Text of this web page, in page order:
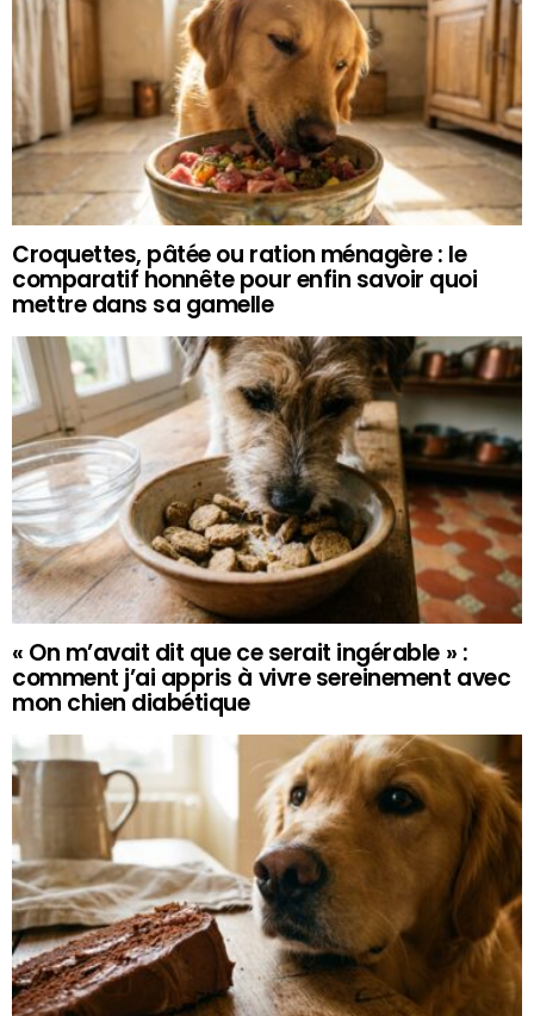
Croquettes, pâtée ou ration ménagère : le
comparatif honnête pour enfin savoir quoi
mettre dans sa gamelle
« On m’avait dit que ce serait ingérable » :
comment j’ai appris à vivre sereinement avec
mon chien diabétique